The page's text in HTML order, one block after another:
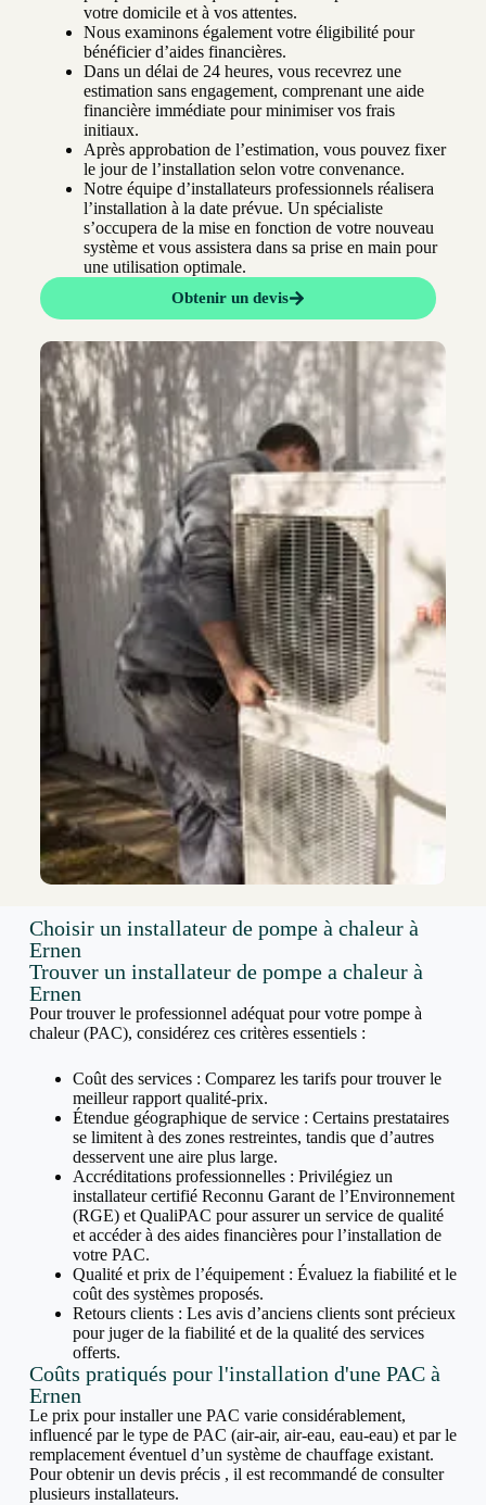
votre domicile et à vos attentes.
Nous examinons également votre éligibilité pour
bénéficier d’aides financières.
Dans un délai de 24 heures, vous recevrez une
estimation sans engagement, comprenant une aide
financière immédiate pour minimiser vos frais
initiaux.
Après approbation de l’estimation, vous pouvez fixer
le jour de l’installation selon votre convenance.
Notre équipe d’installateurs professionnels réalisera
l’installation à la date prévue. Un spécialiste
s’occupera de la mise en fonction de votre nouveau
système et vous assistera dans sa prise en main pour
une utilisation optimale.
Obtenir un devis
Choisir un installateur de pompe à chaleur à
Ernen
Trouver un installateur de pompe a chaleur à
Ernen
Pour trouver le professionnel adéquat pour votre pompe à
chaleur (PAC), considérez ces critères essentiels :
Coût des services : Comparez les tarifs pour trouver le
meilleur rapport qualité-prix.
Étendue géographique de service : Certains prestataires
se limitent à des zones restreintes, tandis que d’autres
desservent une aire plus large.
Accréditations professionnelles : Privilégiez un
installateur certifié Reconnu Garant de l’Environnement
(RGE) et QualiPAC pour assurer un service de qualité
et accéder à des aides financières pour l’installation de
votre PAC.
Qualité et prix de l’équipement : Évaluez la fiabilité et le
coût des systèmes proposés.
Retours clients : Les avis d’anciens clients sont précieux
pour juger de la fiabilité et de la qualité des services
offerts.
Coûts pratiqués pour l'installation d'une PAC à
Ernen
Le prix pour installer une PAC varie considérablement,
influencé par le type de PAC (air-air, air-eau, eau-eau) et par le
remplacement éventuel d’un système de chauffage existant.
Pour obtenir un devis précis , il est recommandé de consulter
plusieurs installateurs.